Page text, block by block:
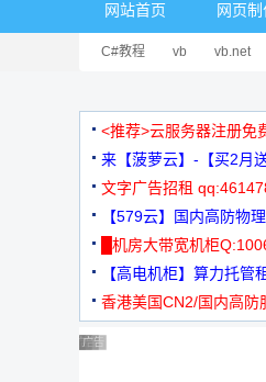
网站首页 网页
C#教程 vb vb.net
<推荐>云服务器注册
来【菠萝云】-【买2月
文字广告招租
【579云】国内高防物
元
█机房大带宽机柜
【高电机柜】算力托管
机
香港美国CN2/国内高防
广告 商业广告，理性选择
广告 商业广告，理性选择
广告 商业广告，理性选择
广告 商业广告，理性选择
广告 商业广告，理性选择